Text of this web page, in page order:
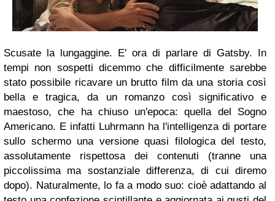
Scusate la lungaggine. E' ora di parlare di Gatsby. In
tempi non sospetti dicemmo che difficilmente sarebbe
stato possibile ricavare un brutto film da una storia così
bella e tragica, da un romanzo così significativo e
maestoso, che ha chiuso un'epoca: quella del Sogno
Americano. E infatti Luhrmann ha l'intelligenza di portare
sullo schermo una versione quasi filologica del testo,
assolutamente rispettosa dei contenuti (tranne una
piccolissima ma sostanziale differenza, di cui diremo
dopo). Naturalmente, lo fa a modo suo: cioè adattando al